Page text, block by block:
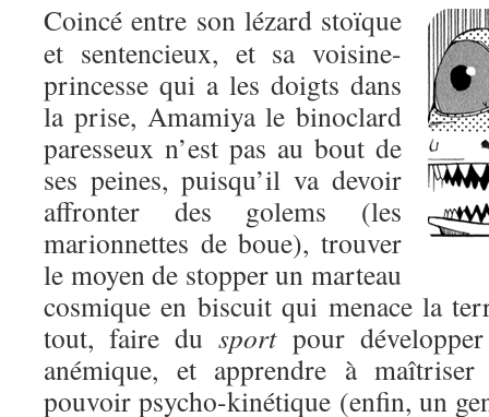
Coincé entre son lézard stoïque
et sentencieux, et sa voisine-
princesse qui a les doigts dans
la prise, Amamiya le binoclard
paresseux n’est pas au bout de
ses peines, puisqu’il va devoir
affronter des golems (les
marionnettes de boue), trouver
le moyen de stopper un marteau
cosmique en biscuit qui menace la
tout, faire dusportpour développer
anémique, et apprendre à
pouvoir psycho-kinétique (enfin, un